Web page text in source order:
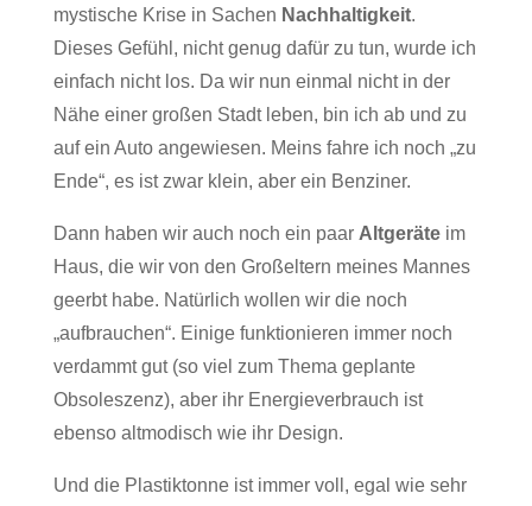
mystische Krise in Sachen Nachhaltigkeit.
Dieses Gefühl, nicht genug dafür zu tun, wurde ich
einfach nicht los. Da wir nun einmal nicht in der
Nähe einer großen Stadt leben, bin ich ab und zu
auf ein Auto angewiesen. Meins fahre ich noch „zu
Ende“, es ist zwar klein, aber ein Benziner.
Dann haben wir auch noch ein paar Altgeräteim
Haus, die wir von den Großeltern meines Mannes
geerbt habe. Natürlich wollen wir die noch
„aufbrauchen“. Einige funktionieren immer noch
verdammt gut (so viel zum Thema geplante
Obsoleszenz), aber ihr Energieverbrauch ist
ebenso altmodisch wie ihr Design.
Und die Plastiktonne ist immer voll, egal wie sehr